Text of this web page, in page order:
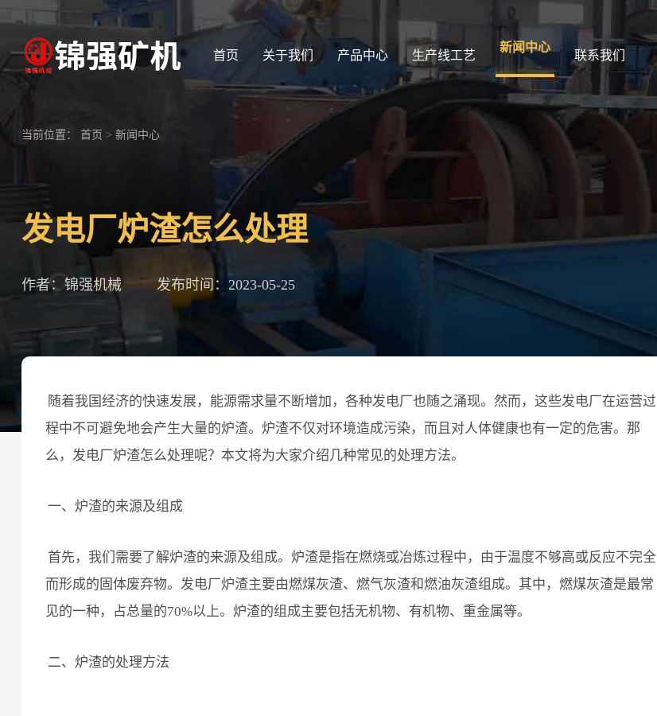
首页 关于我们 产品中心 生产线工艺
新闻中心
联系我们
当前位置： 首页 > 新闻中心
发电厂炉渣怎么处理
作者：锦强机械 发布时间：2023-05-25
随着我国经济的快速发展，能源需求量不断增加，各种发电厂也随之涌现。然而，这些发电厂在运营过
程中不可避免地会产生大量的炉渣。炉渣不仅对环境造成污染，而且对人体健康也有一定的危害。那
么，发电厂炉渣怎么处理呢？本文将为大家介绍几种常见的处理方法。
一、炉渣的来源及组成
首先，我们需要了解炉渣的来源及组成。炉渣是指在燃烧或冶炼过程中，由于温度不够高或反应不完全
而形成的固体废弃物。发电厂炉渣主要由燃煤灰渣、燃气灰渣和燃油灰渣组成。其中，燃煤灰渣是最常
见的一种，占总量的70%以上。炉渣的组成主要包括无机物、有机物、重金属等。
二、炉渣的处理方法